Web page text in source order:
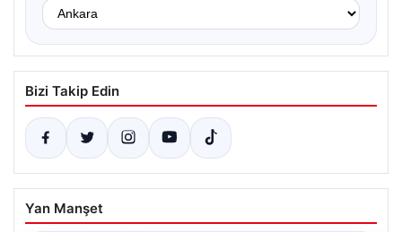
Bizi Takip Edin
Yan Manşet